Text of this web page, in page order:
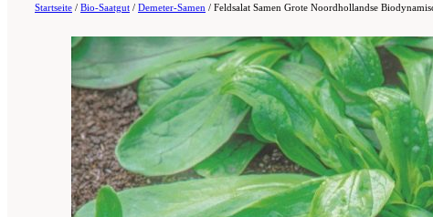
Startseite / Bio-Saatgut / Demeter-Samen / Feldsalat Samen Grote Noordhollandse